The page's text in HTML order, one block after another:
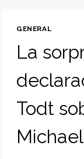
GENERAL
La
Todt